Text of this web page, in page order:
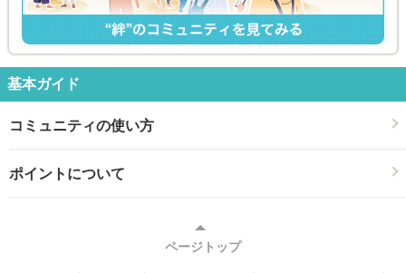
基本ガイド
コミュニティの使い方
ポイントについて
ページトップ